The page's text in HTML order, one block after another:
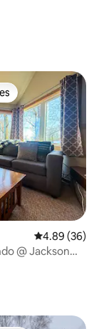
4.89 (36)
@ Jackson